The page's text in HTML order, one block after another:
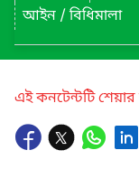
আইন / বিধিমালা
এই কনটেন্টটি